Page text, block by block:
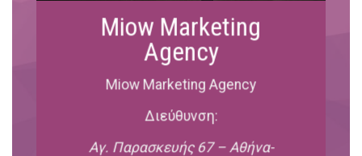
Miow Marketing
Agency
Miow Marketing Agency
Διεύθυνση:
Αγ. Παρασκευής 67 – Αθήνα-